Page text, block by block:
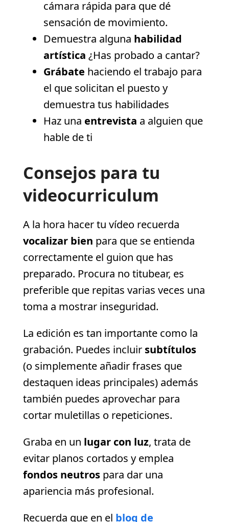
cámara rápida para que dé
sensación de movimiento.
Demuestra alguna habilidad
artística ¿Has probado a cantar?
Grábate haciendo el trabajo para
el que solicitan el puesto y
demuestra tus habilidades
Haz una entrevista a alguien que
hable de ti
Consejos para tu
videocurriculum
A la hora hacer tu vídeo recuerda
vocalizar bien para que se entienda
correctamente el guion que has
preparado. Procura no titubear, es
preferible que repitas varias veces una
toma a mostrar inseguridad.
La edición es tan importante como la
grabación. Puedes incluir subtítulos
(o simplemente añadir frases que
destaquen ideas principales) además
también puedes aprovechar para
cortar muletillas o repeticiones.
Graba en un lugar con luz, trata de
evitar planos cortados y emplea
fondos neutrospara dar una
apariencia más profesional.
Recuerda que en el blog de